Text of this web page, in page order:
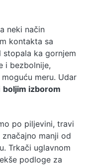
neki način
kontakta sa
ka gornjem
i bezbolnije,
meru. Udar
boljim izborom
po piljevini, travi
manji od
Trkači uglavnom
podloge za